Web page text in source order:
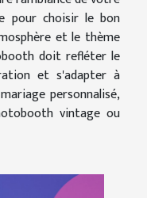
pour choisir le bon
et le thème
doit refléter le
et s'adapter à
personnalisé,
vintage ou